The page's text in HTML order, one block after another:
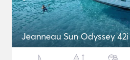
Jeanneau Sun Odyssey 42i